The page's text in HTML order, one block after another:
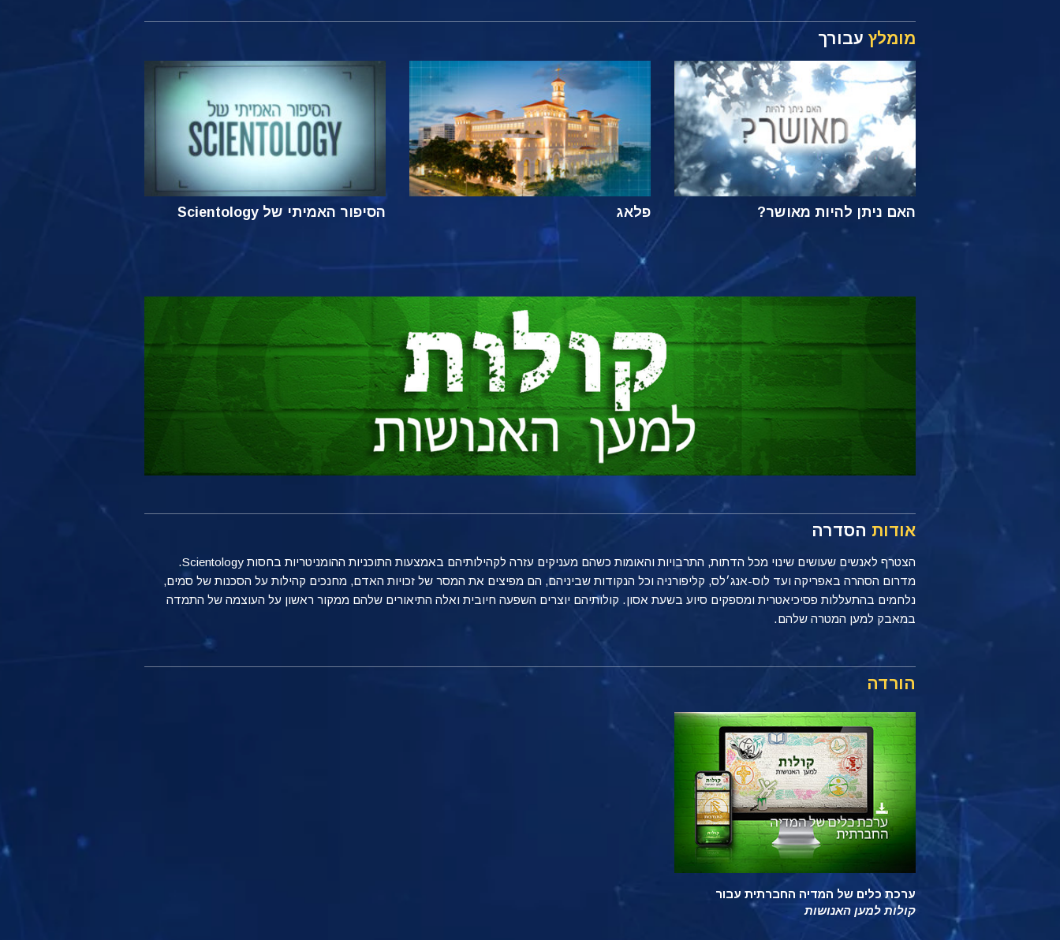
מומלץעבורך
האם ניתן להיות מאושר? פלאג הסיפור האמיתי של Scientology
אודות הסדרה
הצטרף לאנשים שעושים שינוי מכל הדתות, התרבויות והאומות כשהם מעניקים עזרה לקהילותיהם באמצעות התוכניות ההומניטריות בחסות Scientology.
מדרום הסהרה באפריקה ועד לוס-אנג׳לס, קליפורניה וכל הנקודות שביניהם, הם מפיצים את המסר של זכויות האדם, מחנכים קהילות על הסכנות של סמים,
נלחמים בהתעללות פסיכיאטרית ומספקים סיוע בשעת אסון. קולותיהם יוצרים השפעה חיובית ואלה התיאורים שלהם ממקור ראשון על העוצמה של התמדה
במאבק למען המטרה שלהם.
הורדה
ערכת כלים של המדיה החברתית עבור
קולות למען האנושות